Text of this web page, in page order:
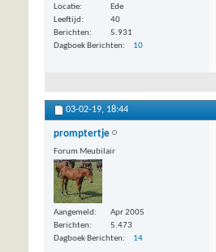
Locatie
Ede
Leeftijd
40
Berichten
5.931
Dagboek Berichten
10
03-02-19, 18:44
promptertje
Forum Meubilair
Aangemeld
Apr 2005
Berichten
5.473
Dagboek Berichten
14